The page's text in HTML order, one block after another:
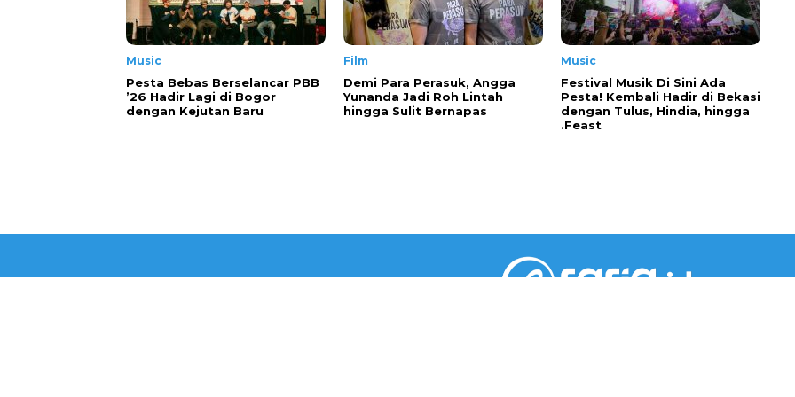
Music
Pesta Bebas Berselancar PBB
’26 Hadir Lagi di Bogor
dengan Kejutan Baru
Film
Demi Para Perasuk, Angga
Yunanda Jadi Roh Lintah
hingga Sulit Bernapas
Music
Festival Musik Di Sini Ada
Pesta! Kembali Hadir di Bekasi
dengan Tulus, Hindia, hingga
.Feast